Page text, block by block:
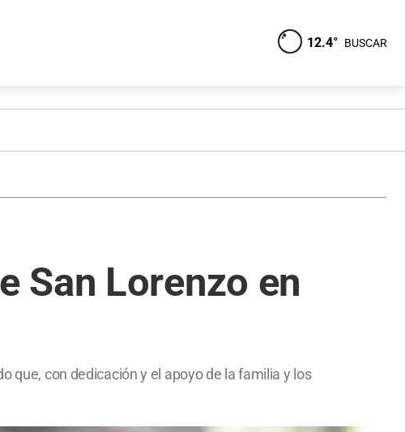
12.4° BUSCAR
San Lorenzo en
que, con dedicación y el apoyo de la familia y los